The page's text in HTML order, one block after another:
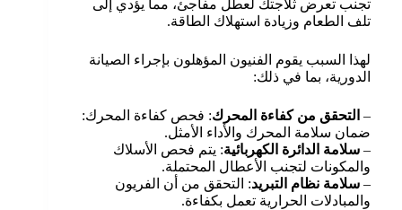
تجنب تعرض ثلاجتك لعطل مفاجئ، مما يؤدي إلى
تلف الطعام وزيادة استهلاك الطاقة.
لهذا السبب يقوم الفنيون المؤهلون بإجراء الصيانة
الدورية، بما في ذلك:
– التحقق من كفاءة المحرك: فحص كفاءة المحرك:
ضمان سلامة المحرك والأداء الأمثل.
– سلامة الدائرة الكهربائية: يتم فحص الأسلاك
والمكونات لتجنب الأعطال المحتملة.
– سلامة نظام التبريد: التحقق من أن الفريون
والمبادلات الحرارية تعمل بكفاءة.